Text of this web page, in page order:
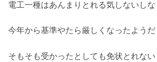
電工一種はあんまりとれる気しないしな
今年から基準やたら厳しくなったようだ
そもそも受かったとしても免状とれない